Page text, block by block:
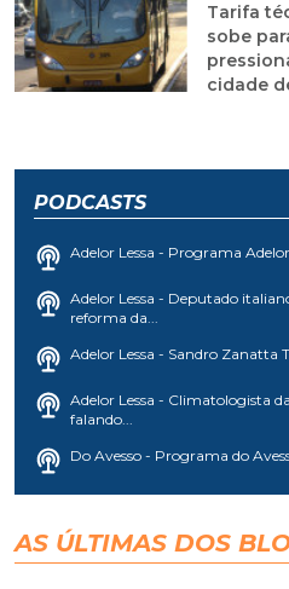
Tarifa
sobe
cidade
PODCASTS
Adelor Lessa - Programa
Adelor Lessa - Deputado
reforma da...
Adelor Lessa - Sandro Zanatta
Adelor Lessa - Climatologista
falando...
Do Avesso - Programa do
AS ÚLTIMAS DOS